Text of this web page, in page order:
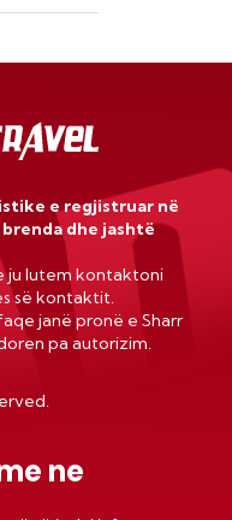
e regjistruar në
dhe jashtë
ju lutem kontaktoni
së kontaktit.
janë pronë e Sharr
pa autorizim.
ne